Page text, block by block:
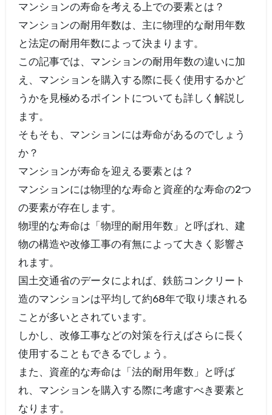
マンションの寿命を考える上での要素とは？
マンションの耐用年数は、主に物理的な耐用年数
と法定の耐用年数によって決まります。
この記事では、マンションの耐用年数の違いに加
え、マンションを購入する際に長く使用するかど
うかを見極めるポイントについても詳しく解説し
ます。
そもそも、マンションには寿命があるのでしょう
か？
マンションが寿命を迎える要素とは？
マンションには物理的な寿命と資産的な寿命の2つ
の要素が存在します。
物理的な寿命は「物理的耐用年数」と呼ばれ、建
物の構造や改修工事の有無によって大きく影響さ
れます。
国土交通省のデータによれば、鉄筋コンクリート
造のマンションは平均して約68年で取り壊される
ことが多いとされています。
しかし、改修工事などの対策を行えばさらに長く
使用することもできるでしょう。
また、資産的な寿命は「法的耐用年数」と呼ば
れ、マンションを購入する際に考慮すべき要素と
なります。